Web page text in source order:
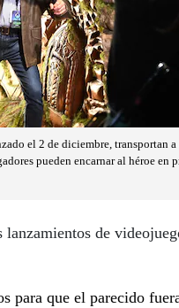
el 2 de diciembre, transportan
pueden encarnar al héroe en
de
para que el parecido